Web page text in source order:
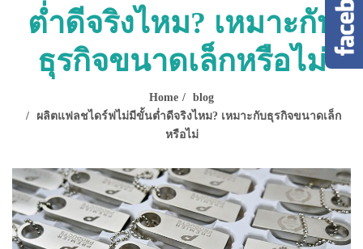
ต่ำดีจริงไหม? เหมาะกับ
ธุรกิจขนาดเล็กหรือไม่
Home
blog
ผลิตแฟลชไดร์ฟไม่มีขั้นต่ำดีจริงไหม? เหมาะกับธุรกิจขนาดเล็ก
หรือไม่